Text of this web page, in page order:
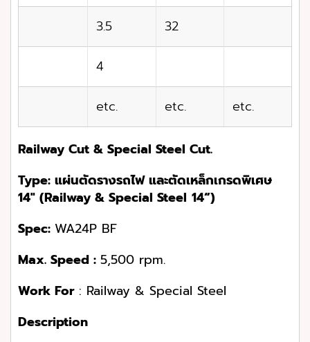
3.5 32
4
etc. etc. etc.
Railway Cut & Special Steel Cut.
Type: แผ่นตัดรางรถไฟ และตัดเหล็กเกรดพิเศษ
14″ (Railway & Special Steel 14“)
Spec: WA24P BF
Max. Speed : 5,500 rpm.
Work For: Railway & Special Steel
Description